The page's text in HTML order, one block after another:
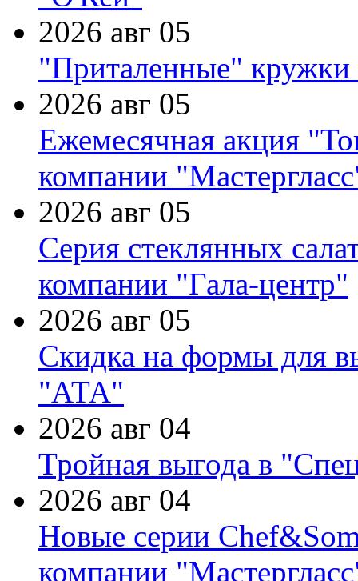
2026 авг 05
"Приталенные" кружки
2026 авг 05
Ежемесячная акция
компании
2026 авг 05
Серия стеклянных
компании "Гала-центр"
2026 авг 05
Скидка на формы для
"АТА"
2026 авг 04
Тройная выгода в
2026 авг 04
Новые серии
компании